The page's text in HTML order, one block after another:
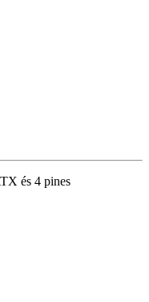
és 4 pines